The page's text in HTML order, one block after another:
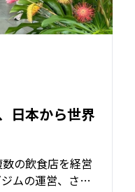
日本から世界
の飲食店を経営
ムの運営、さら